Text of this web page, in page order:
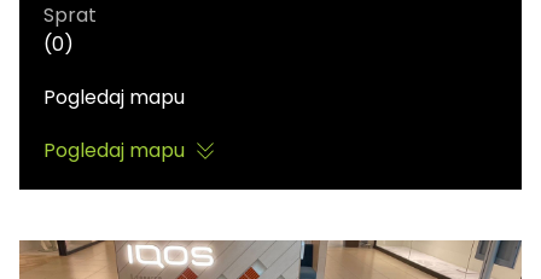
Sprat
(0)
Pogledaj mapu
Pogledaj mapu